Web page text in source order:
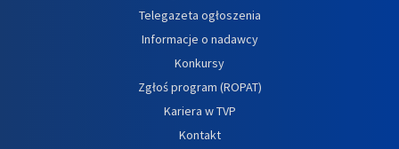
Telegazeta ogłoszenia
Informacje o nadawcy
Konkursy
Zgłoś program (ROPAT)
Kariera w TVP
Kontakt